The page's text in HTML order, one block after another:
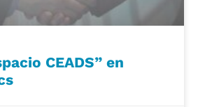
CEADS” en